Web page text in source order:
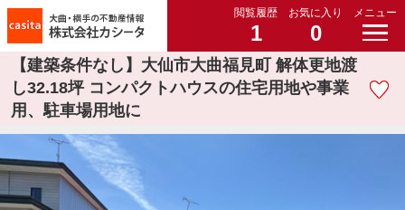
閲覧履歴
1
お気に入り
0
メニュー
【建築条件なし】大仙市大曲福見町 解体更地渡
し32.18坪 コンパクトハウスの住宅用地や事業
用、駐車場用地に